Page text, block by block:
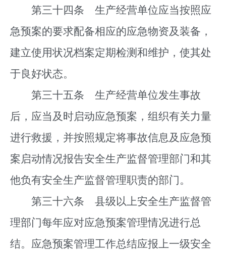
第三十四条 生产经营单位应当按照应
急预案的要求配备相应的应急物资及装备，
建立使用状况档案定期检测和维护，使其处
于良好状态。
第三十五条 生产经营单位发生事故
后，应当及时启动应急预案，组织有关力量
进行救援，并按照规定将事故信息及应急预
案启动情况报告安全生产监督管理部门和其
他负有安全生产监督管理职责的部门。
第三十六条 县级以上安全生产监督管
理部门每年应对应急预案管理情况进行总
结。应急预案管理工作总结应报上一级安全